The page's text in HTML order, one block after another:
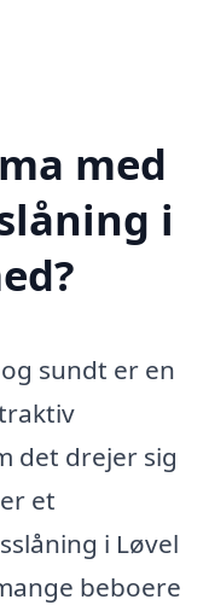
med
i
sundt er en
det drejer sig
et
i Løvel
beboere